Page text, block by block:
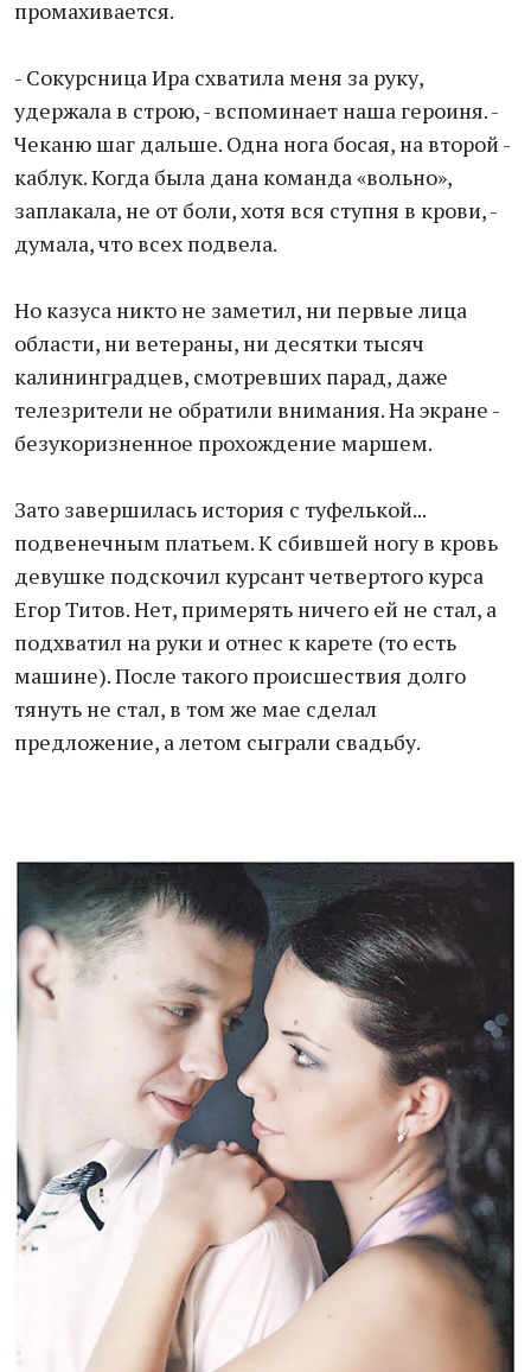
промахивается.
- Сокурсница Ира схватила меня за руку,
удержала в строю, - вспоминает наша героиня. -
Чеканю шаг дальше. Одна нога босая, на второй -
каблук. Когда была дана команда «вольно»,
заплакала, не от боли, хотя вся ступня в крови, -
думала, что всех подвела.
Но казуса никто не заметил, ни первые лица
области, ни ветераны, ни десятки тысяч
калининградцев, смотревших парад, даже
телезрители не обратили внимания. На экране -
безукоризненное прохождение маршем.
Зато завершилась история с туфелькой...
подвенечным платьем. К сбившей ногу в кровь
девушке подскочил курсант четвертого курса
Егор Титов. Нет, примерять ничего ей не стал, а
подхватил на руки и отнес к карете (то есть
машине). После такого происшествия долго
тянуть не стал, в том же мае сделал
предложение, а летом сыграли свадьбу.